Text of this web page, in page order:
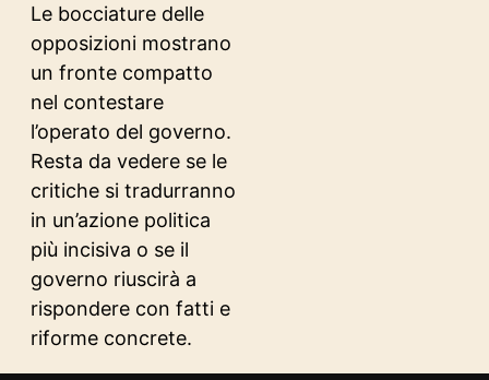
Le bocciature delle
opposizioni mostrano
un fronte compatto
nel contestare
l’operato del governo.
Resta da vedere se le
critiche si tradurranno
in un’azione politica
più incisiva o se il
governo riuscirà a
rispondere con fatti e
riforme concrete.